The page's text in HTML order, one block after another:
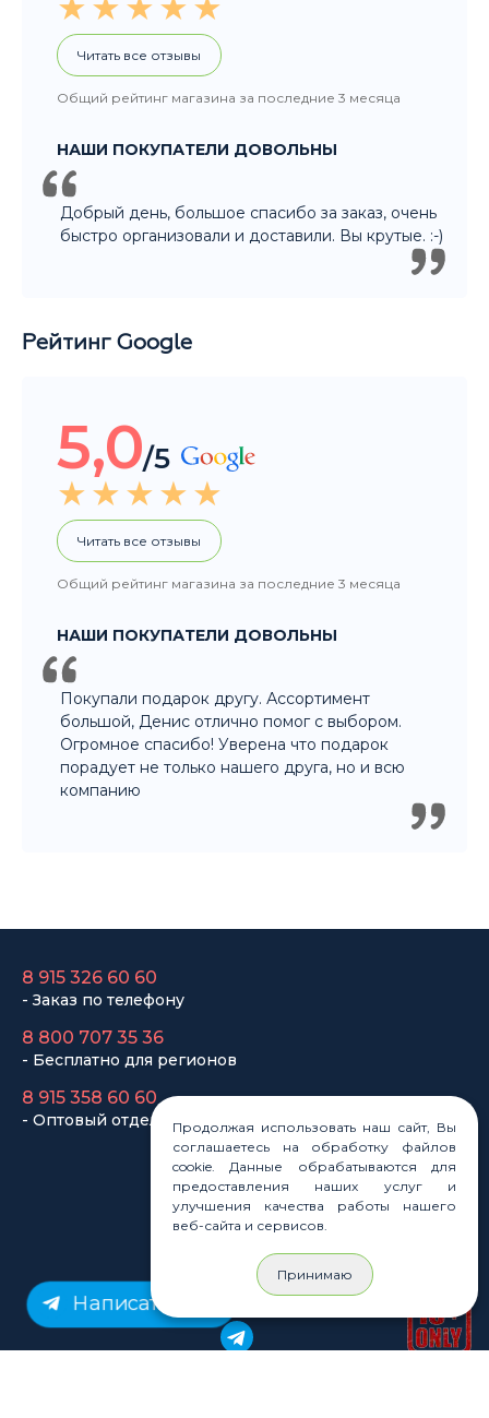
Читать все отзывы
Общий рейтинг магазина за последние 3 месяца
НАШИ ПОКУПАТЕЛИ ДОВОЛЬНЫ
Добрый день, большое спасибо за заказ, очень
быстро организовали и доставили. Вы крутые. :-)
Рейтинг Google
5,0/5
Читать все отзывы
Общий рейтинг магазина за последние 3 месяца
НАШИ ПОКУПАТЕЛИ ДОВОЛЬНЫ
Покупали подарок другу. Ассортимент
большой, Денис отлично помог с выбором.
Огромное спасибо! Уверена что подарок
порадует не только нашего друга, но и всю
компанию
8 915 326 60 60
- Заказ по телефону
8 800 707 35 36
- Бесплатно для регионов
8 915 358 60 60
- Оптовый отдел
Законы
Статьи
Новости
Карта сайта
Написать нам
Продолжая использовать наш сайт, Вы
соглашаетесь на обработку файлов
cookie. Данные обрабатываются для
предоставления наших услуг и
улучшения качества работы нашего
веб-сайта и сервисов.
Принимаю